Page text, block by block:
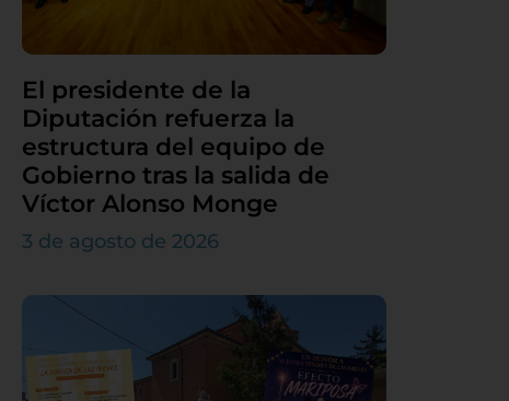
El presidente de la
Diputación refuerza la
estructura del equipo de
Gobierno tras la salida de
Víctor Alonso Monge
3 de agosto de 2026